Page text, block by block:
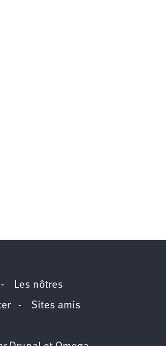
Les nôtres
- Sites amis